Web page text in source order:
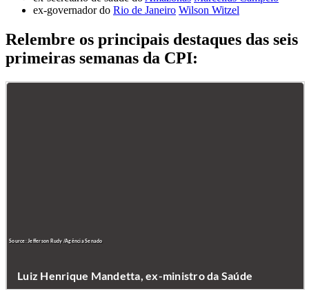
ex-governador do Rio de Janeiro Wilson Witzel
Relembre os principais destaques das seis
primeiras semanas da CPI: